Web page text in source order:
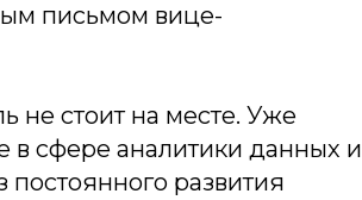
письмом вице-
не стоит на месте. Уже
в сфере аналитики данных и
постоянного развития